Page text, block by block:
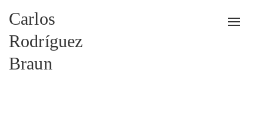
Carlos
Rodríguez
Braun